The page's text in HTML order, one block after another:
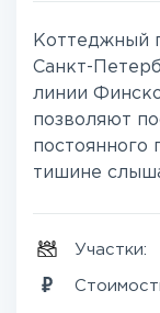
Коттеджный
Санкт-
линии
позволяют
постоянного
тишине
Участки: